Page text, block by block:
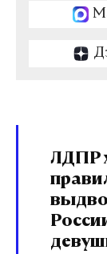
ЛДПР